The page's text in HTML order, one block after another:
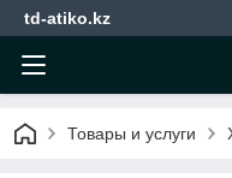
td-atiko.kz
Товары и услуги